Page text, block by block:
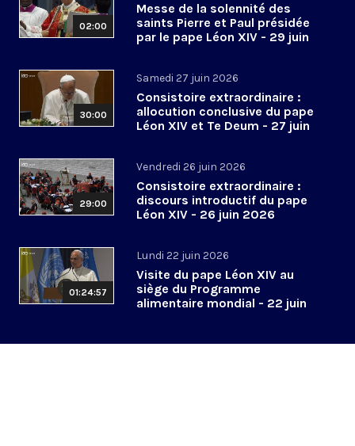
02:00
Messe de la solennité des
saints Pierre et Paul présidée
par le pape Léon XIV - 29 juin
30:00
Samedi 27 juin 2026
Consistoire extraordinaire :
allocution conclusive du pape
Léon XIV et Te Deum - 27 juin
29:00
Vendredi 26 juin 2026
Consistoire extraordinaire :
discours introductif du pape
Léon XIV - 26 juin 2026
01:24:57
Lundi 22 juin 2026
Visite du pape Léon XIV au
siège du Programme
alimentaire mondial - 22 juin